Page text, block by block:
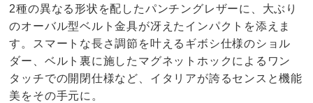
2種の異なる形状を配したパンチングレザーに、大ぶり
のオーバル型ベルト金具が冴えたインパクトを添えま
す。スマートな長さ調節を叶えるギボシ仕様のショル
ダー、ベルト裏に施したマグネットホックによるワン
タッチでの開閉仕様など、イタリアが誇るセンスと機能
美をその手元に。